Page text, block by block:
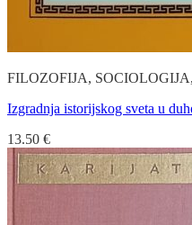
FILOZOFIJA,
Izgradnja istorijskog sveta u
13.50 €